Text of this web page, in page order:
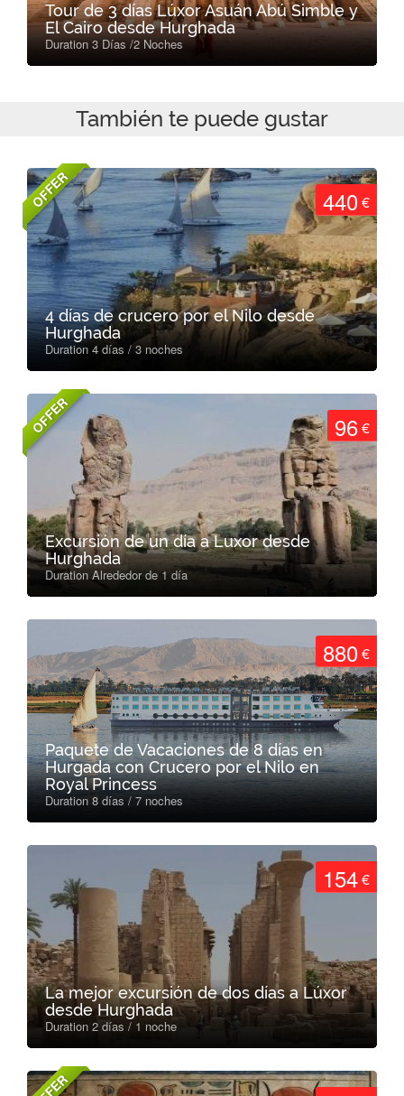
Tour de 3 días Lúxor Asuán Abú Simble y
El Cairo desde Hurghada
Duration 3 Días /2 Noches
También te puede gustar
OFFER 440€
4 días de crucero por el Nilo desde
Hurghada
Duration 4 días / 3 noches
OFFER 96€
Excursión de un día a Luxor desde
Hurghada
Duration Alrededor de 1 día
880€
Paquete de Vacaciones de 8 días en
Hurgada con Crucero por el Nilo en
Royal Princess
Duration 8 días / 7 noches
154€
La mejor excursión de dos días a Lúxor
desde Hurghada
Duration 2 días / 1 noche